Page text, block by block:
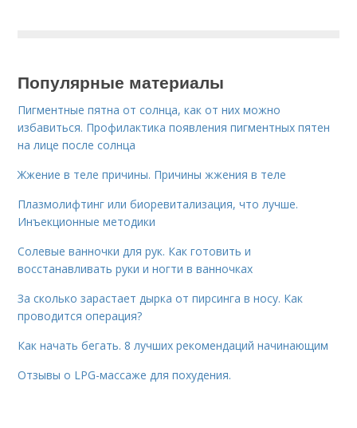
Популярные материалы
Пигментные пятна от солнца, как от них можно
избавиться. Профилактика появления пигментных пятен
на лице после солнца
Жжение в теле причины. Причины жжения в теле
Плазмолифтинг или биоревитализация, что лучше.
Инъекционные методики
Солевые ванночки для рук. Как готовить и
восстанавливать руки и ногти в ванночках
За сколько зарастает дырка от пирсинга в носу. Как
проводится операция?
Как начать бегать. 8 лучших рекомендаций начинающим
Отзывы о LPG-массаже для похудения.